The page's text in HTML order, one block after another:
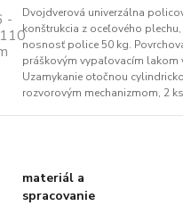
Dvojdverová univerzálna
konštrukcia z oceľového
nosnosť police 50 kg.
práškovým vypaľovacím lakom
Uzamykanie otočnou
rozvorovým mechanizmom, 2
materiál a
spracovanie